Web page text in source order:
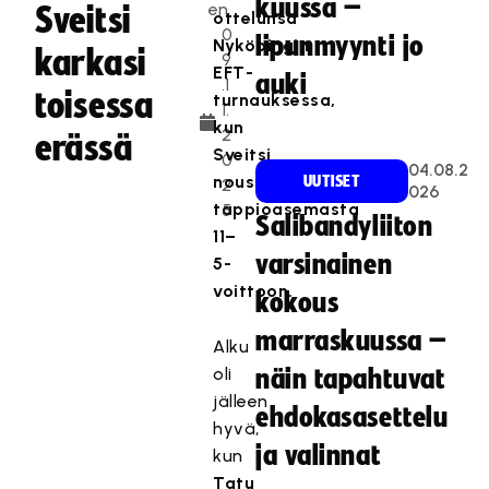
Sveitsi
karkasi
toisessa
erässä
en
0
9
.1
1.
2
0
2
5
ottelunsa
Nyköpingin
EFT-
turnauksessa,
kun
Sveitsi
nousi
tappioasemasta
11–
5-
voittoon.
Alku
oli
jälleen
hyvä,
kun
Tatu
kuussa –
lipunmyynti jo
auki
UUTISET
04.08.2
026
Salibandyliiton
varsinainen
kokous
marraskuussa –
näin tapahtuvat
ehdokasasettelu
ja valinnat